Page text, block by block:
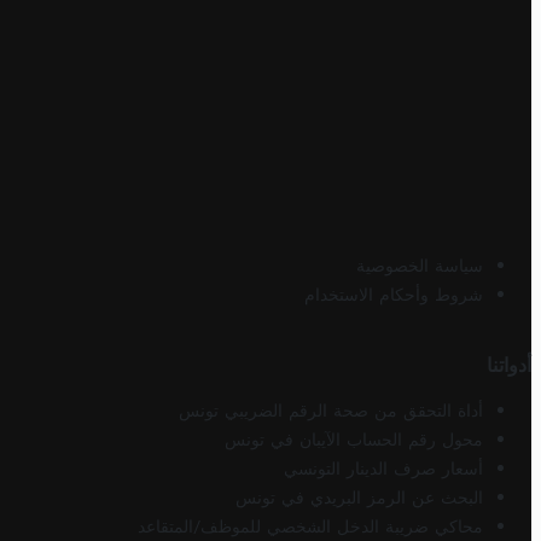
سياسة الخصوصية
شروط وأحكام الاستخدام
أدواتنا
أداة التحقق من صحة الرقم الضريبي تونس
محول رقم الحساب الآيبان في تونس
أسعار صرف الدينار التونسي
البحث عن الرمز البريدي في تونس
محاكي ضريبة الدخل الشخصي للموظف/المتقاعد